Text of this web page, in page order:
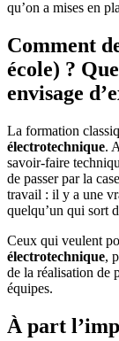
qu’on a mises en
Comment
école) ?
envisage
La formation
électrotechnique.
savoir-faire
de passer par la
travail : il y a une
quelqu’un qui sort
Ceux qui veulent
électrotechnique,
de la réalisation de
équipes.
À part